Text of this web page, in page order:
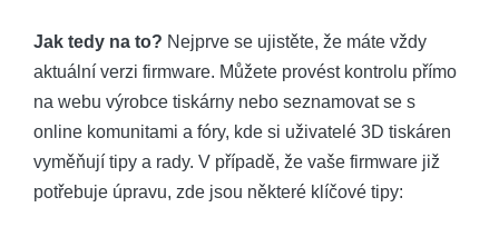
Jak tedy na to? Nejprve se ujistěte, že máte vždy
aktuální verzi firmware. Můžete provést kontrolu přímo
na webu výrobce tiskárny nebo seznamovat se s
online komunitami a fóry, kde si uživatelé 3D tiskáren
vyměňují tipy a rady. V případě, že vaše firmware již
potřebuje úpravu, zde jsou některé klíčové tipy: